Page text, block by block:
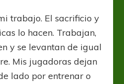
trabajo. El sacrificio y
lo hacen. Trabajan,
y se levantan de igual
Mis jugadoras dejan
lado por entrenar o